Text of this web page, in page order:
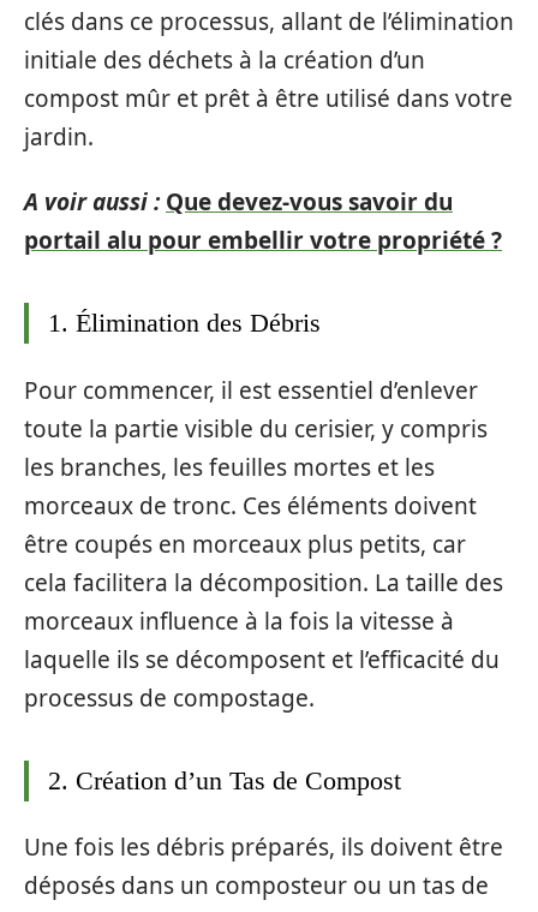
clés dans ce processus, allant de l’élimination
initiale des déchets à la création d’un
compost mûr et prêt à être utilisé dans votre
jardin.
A voir aussi : Que devez-vous savoir du
portail alu pour embellir votre propriété ?
1. Élimination des Débris
Pour commencer, il est essentiel d’enlever
toute la partie visible du cerisier, y compris
les branches, les feuilles mortes et les
morceaux de tronc. Ces éléments doivent
être coupés en morceaux plus petits, car
cela facilitera la décomposition. La taille des
morceaux influence à la fois la vitesse à
laquelle ils se décomposent et l’efficacité du
processus de compostage.
2. Création d’un Tas de Compost
Une fois les débris préparés, ils doivent être
déposés dans un composteur ou un tas de